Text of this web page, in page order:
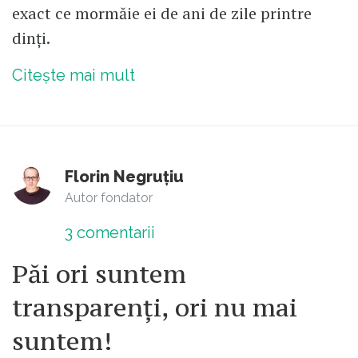
exact ce mormăie ei de ani de zile printre
dinți.
Citește mai mult
Florin Negruțiu
Autor fondator
3 comentarii
Păi ori suntem
transparenți, ori nu mai
suntem!